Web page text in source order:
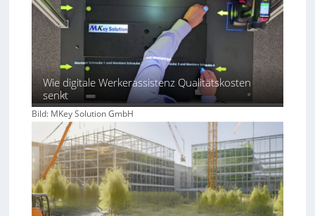
Wie digitale Werkerassistenz Qualitätskosten
senkt
Bild: MKey Solution GmbH